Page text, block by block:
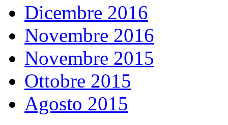
Dicembre 2016
Novembre 2016
Novembre 2015
Ottobre 2015
Agosto 2015